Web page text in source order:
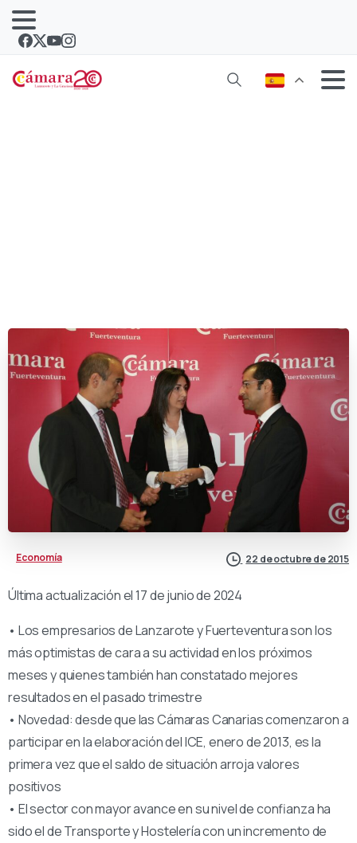
Economía 22 de octubre de 2015
Última actualización el 17 de junio de 2024
• Los empresarios de Lanzarote y Fuerteventura son los
más optimistas de cara a su actividad en los próximos
meses y quienes también han constatado mejores
resultados en el pasado trimestre
• Novedad: desde que las Cámaras Canarias comenzaron a
participar en la elaboración del ICE, enero de 2013, es la
primera vez que el saldo de situación arroja valores
positivos
• El sector con mayor avance en su nivel de confianza ha
sido el de Transporte y Hostelería con un incremento de